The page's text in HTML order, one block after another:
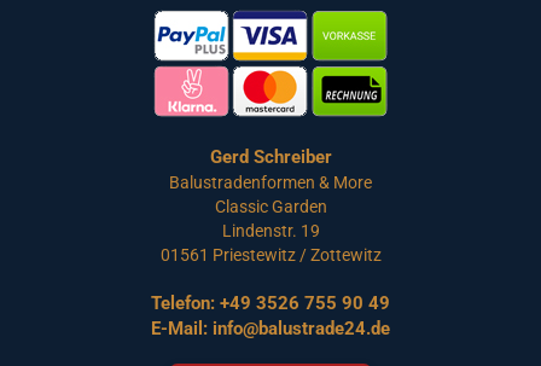
Gerd Schreiber
Balustradenformen & More
Classic Garden
Lindenstr. 19
01561 Priestewitz / Zottewitz
Telefon: +49 3526 755 90 49
E-Mail: info@balustrade24.de